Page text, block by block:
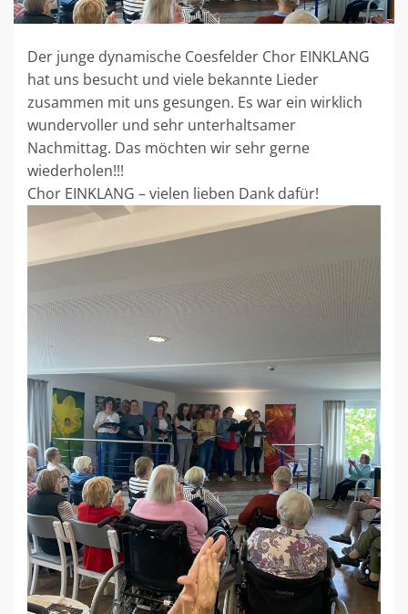
Der junge dynamische Coesfelder Chor EINKLANG
hat uns besucht und viele bekannte Lieder
zusammen mit uns gesungen. Es war ein wirklich
wundervoller und sehr unterhaltsamer
Nachmittag. Das möchten wir sehr gerne
wiederholen!!!
Chor EINKLANG – vielen lieben Dank dafür!